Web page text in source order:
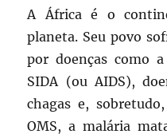
A África é o
planeta. Seu povo
por doenças como
SIDA (ou AIDS),
chagas e,
OMS, a malária